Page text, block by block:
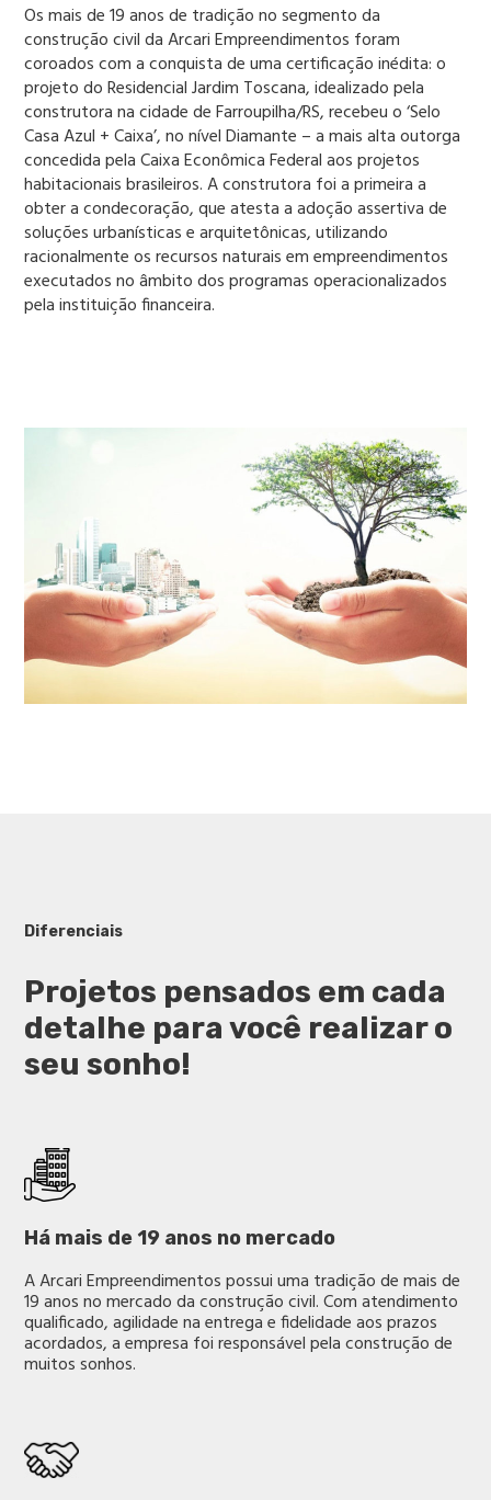
Os mais de 19 anos de tradição no segmento da
construção civil da Arcari Empreendimentos foram
coroados com a conquista de uma certificação inédita: o
projeto do Residencial Jardim Toscana, idealizado pela
construtora na cidade de Farroupilha/RS, recebeu o ‘Selo
Casa Azul + Caixa’, no nível Diamante – a mais alta outorga
concedida pela Caixa Econômica Federal aos projetos
habitacionais brasileiros. A construtora foi a primeira a
obter a condecoração, que atesta a adoção assertiva de
soluções urbanísticas e arquitetônicas, utilizando
racionalmente os recursos naturais em empreendimentos
executados no âmbito dos programas operacionalizados
pela instituição financeira.
Diferenciais
Projetos pensados em cada
detalhe para você realizar o
seu sonho!
Há mais de 19 anos no mercado
A Arcari Empreendimentos possui uma tradição de mais de
19 anos no mercado da construção civil. Com atendimento
qualificado, agilidade na entrega e fidelidade aos prazos
acordados, a empresa foi responsável pela construção de
muitos sonhos.